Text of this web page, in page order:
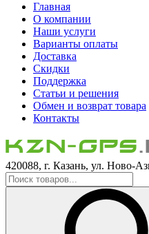
Главная
О компании
Наши услуги
Варианты оплаты
Доставка
Скидки
Поддержка
Статьи и решения
Обмен и возврат товара
Контакты
420088, г. Казань, ул. Ново-